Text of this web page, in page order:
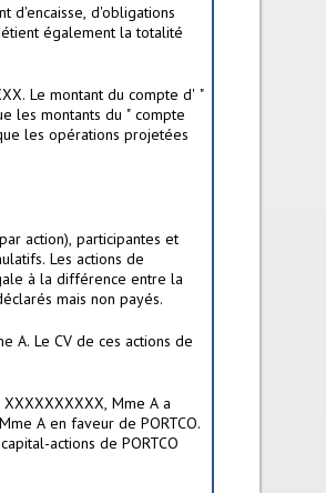
d'encaisse, d'obligations
également la totalité
Le montant du compte d' "
les montants du " compte
les opérations projetées
action), participantes et
Les actions de
à la différence entre la
mais non payés.
A. Le CV de ces actions de
Mme A a
A en faveur de PORTCO.
actions de PORTCO